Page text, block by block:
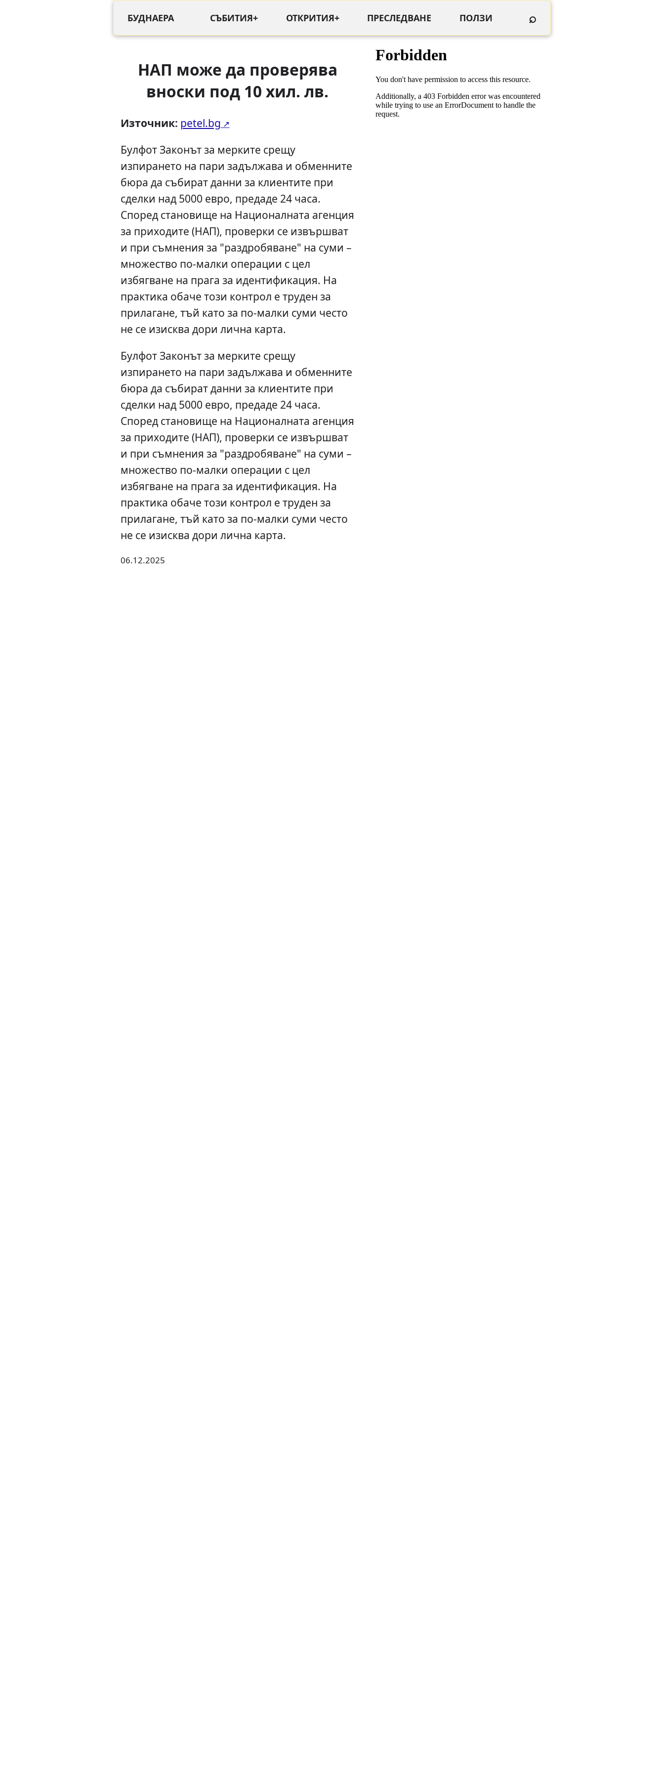
БУДНАЕРА СЪБИТИЯ+ ОТКРИТИЯ+ ПРЕСЛЕДВАНЕ ПОЛЗИ ⌕
НАП може да проверява
вноски под 10 хил. лв.
Източник: petel.bg
Булфот Законът за мерките срещу
изпирането на пари задължава и обменните
бюра да събират данни за клиентите при
сделки над 5000 евро, предаде 24 часа.
Според становище на Националната агенция
за приходите (НАП), проверки се извършват
и при съмнения за "раздробяване" на суми –
множество по-малки операции с цел
избягване на прага за идентификация. На
практика обаче този контрол е труден за
прилагане, тъй като за по-малки суми често
не се изисква дори лична карта.
Булфот Законът за мерките срещу
изпирането на пари задължава и обменните
бюра да събират данни за клиентите при
сделки над 5000 евро, предаде 24 часа.
Според становище на Националната агенция
за приходите (НАП), проверки се извършват
и при съмнения за "раздробяване" на суми –
множество по-малки операции с цел
избягване на прага за идентификация. На
практика обаче този контрол е труден за
прилагане, тъй като за по-малки суми често
не се изисква дори лична карта.
06.12.2025